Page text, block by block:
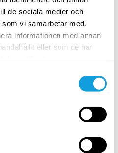
de sociala medier och
vi samarbetar med.
informationen med annan
eller som de har
dig grunderna inom migrän-